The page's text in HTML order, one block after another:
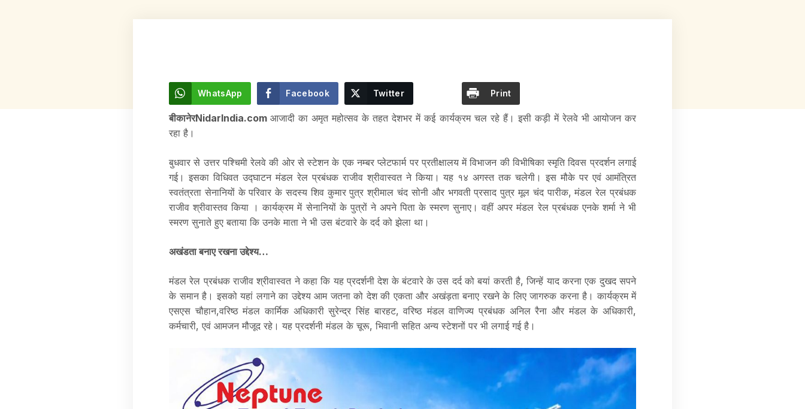
WhatsApp Facebook Twitter Print
बीकानेरNidarIndia.comआजादी का अमृत महोत्सव के तहत देशभर में कई कार्यक्रम चल रहे हैं। इसी कड़ी में रेलवे भी आयोजन कर
रहा है।
बुधवार से उत्तर पश्चिमी रेलवे की ओर से स्टेशन के एक नम्बर प्लेटफार्म पर प्रतीक्षालय में विभाजन की विभीषिका स्मृति दिवस प्रदर्शन लगाई
गई। इसका विधिवत उद्घाटन मंडल रेल प्रबंधक राजीव श्रीवास्वत ने किया। यह १४ अगस्त तक चलेगी। इस मौके पर एवं आमंत्रित
स्वतंत्रता सेनानियों के परिवार के सदस्य शिव कुमार पुत्र श्रीमाल चंद सोनी और भगवती प्रसाद पुत्र मूल चंद पारीक, मंडल रेल प्रबंधक
राजीव श्रीवास्तव किया । कार्यक्रम में सेनानियों के पुत्रों ने अपने पिता के स्मरण सुनाए। वहीं अपर मंडल रेल प्रबंधक एनके शर्मा ने भी
स्मरण सुनाते हुए बताया कि उनके माता ने भी उस बंटवारे के दर्द को झेला था।
अखंडता बनाए रखना उद्देश्य…
मंडल रेल प्रबंधक राजीव श्रीवास्वत ने कहा कि यह प्रदर्शनी देश के बंटवारे के उस दर्द को बयां करती है, जिन्हें याद करना एक दुखद सपने
के समान है। इसको यहां लगाने का उद्देश्य आम जतना को देश की एकता और अखंड़ता बनाए रखने के लिए जागरुक करना है। कार्यक्रम में
एसएस चौहान,वरिष्ठ मंडल कार्मिक अधिकारी सुरेन्द्र सिंह बारहट, वरिष्ठ मंडल वाणिज्य प्रबंधक अनिल रैना और मंडल के अधिकारी,
कर्मचारी, एवं आमजन मौजूद रहे। यह प्रदर्शनी मंडल के चूरू, भिवानी सहित अन्य स्टेशनों पर भी लगाई गई है।